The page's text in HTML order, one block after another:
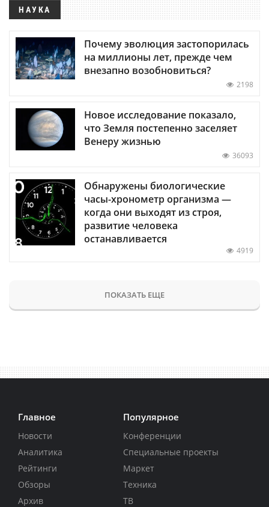
НАУКА
Почему эволюция застопорилась
на миллионы лет, прежде чем
внезапно возобновиться?
2198
Новое исследование показало,
что Земля постепенно заселяет
Венеру жизнью
36093
Обнаружены биологические
часы-хронометр организма —
когда они выходят из строя,
развитие человека
останавливается
4919
ПОКАЗАТЬ ЕЩЕ
Главное
Новости
Аналитика
Рейтинги
Обзоры
Архив
Популярное
Конференции
Специальные проекты
Маркет
Техника
ТВ